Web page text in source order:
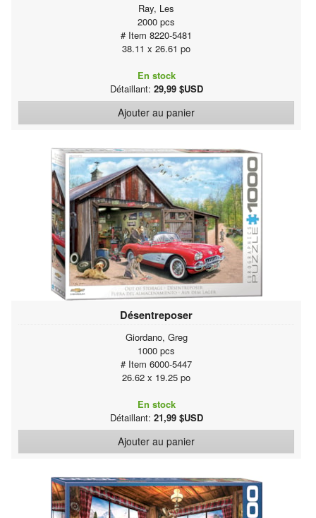
Ray, Les
2000 pcs
# Item 8220-5481
38.11 x 26.61 po
En stock
Détaillant: 29,99 $USD
Ajouter au panier
Désentreposer
Giordano, Greg
1000 pcs
# Item 6000-5447
26.62 x 19.25 po
En stock
Détaillant: 21,99 $USD
Ajouter au panier